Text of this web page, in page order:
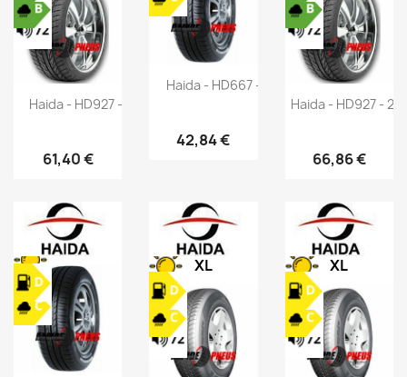
Haida - HD927 - 225/50 R16 96V
61,40 €
Haida - HD667 - 175/65 R14 82T
42,84 €
Haida - HD927 -
66,86 €
XL XL